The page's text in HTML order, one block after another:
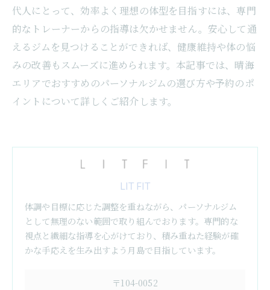
代人にとって、効率よく理想の体型を目指すには、専門
的なトレーナーからの指導は欠かせません。安心して通
えるジムを見つけることができれば、健康維持や体の悩
みの改善もスムーズに進められます。本記事では、晴海
エリアでおすすめのパーソナルジムの選び方や予約のポ
イントについて詳しくご紹介します。
LIT FIT
体調や目標に応じた調整を重ねながら、パーソナルジム
として無理のない範囲で取り組んでおります。専門的な
視点と繊細な指導を心がけており、積み重ねた経験が確
かな手応えを生み出すよう月島で目指しています。
〒104-0052